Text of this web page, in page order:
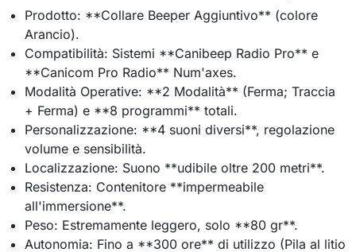
Prodotto: **Collare Beeper Aggiuntivo** (colore
Arancio).
Compatibilità: Sistemi **Canibeep Radio Pro** e
**Canicom Pro Radio** Num'axes.
Modalità Operative: **2 Modalità** (Ferma; Traccia
+ Ferma) e **8 programmi** totali.
Personalizzazione: **4 suoni diversi**, regolazione
volume e sensibilità.
Localizzazione: Suono **udibile oltre 200 metri**.
Resistenza: Contenitore **impermeabile
all'immersione**.
Peso: Estremamente leggero, solo **80 gr**.
Autonomia: Fino a **300 ore** di utilizzo (Pila al litio